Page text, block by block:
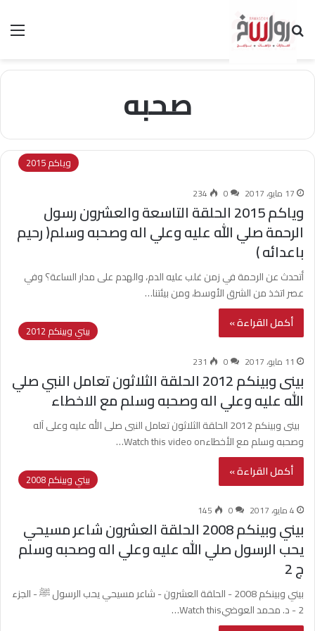
بحث عن
صحبه
وياكم 2015
17 مايو، 2017 0
234
وياكم 2015 الحلقة التاسعة والعشرون رسول
الرحمة صلي الله عليه وعلي اله وصحبه وسلم( رحيم
باعدائه )
أتحدث عن الرحمة في زمن غلب عليه الدم، والهدم على مدار الساعة؟ وفي
عصر اتخذ من الشرق الأوسط، ومن بيئتنا…
أكمل القراءة »
بيني وبينكم 2012
11 مايو، 2017 0
231
بينى وبينكم 2012 الحلقة الثلاثون تعامل النبي صلي
الله عليه وعلي اله وصحبه وسلم مع الاخطاء
بينى وبينكم 2012 الحلقة الثلاثون تعامل النبى صلى الله عليه وعلى آله
وصحبه وسلم مع الأخطاءWatch this video on…
أكمل القراءة »
بيني وبينكم 2008
4 مايو، 2017 0
145
بيني وبينكم 2008 الحلقة العشرون شاعر مسيحي
يحب الرسول صلي الله عليه وعلي اله وصحبه وسلم
ج 2
بيني وبينكم 2008 - الحلقة العشرون - شاعر مسيحي يحب الرسول ﷺ - الجزء
2 - د. محمد العوضيWatch this…